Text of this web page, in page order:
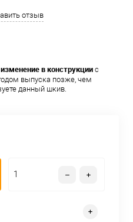
отзыв
изменение в конструкции с
выпуска позже, чем
данный шкив.